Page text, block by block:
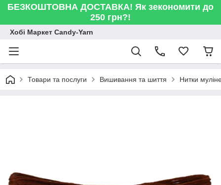
БЕЗКОШТОВНА ДОСТАВКА! Як зекономити до
250 грн?!
Хобі Маркет Candy-Yarn
Товари та послуги Вишивання та шиття Нитки